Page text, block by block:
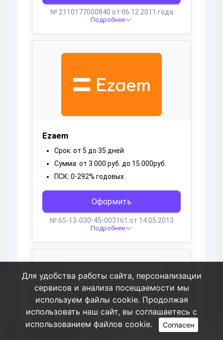
Пользователи Robmpm
Для удобства работы сайта, персонализации
сервисов и анализа посещаемости мы
используем файлы cookie. Продолжая
использовать наш сайт, вы соглашаетесь с
использованием файлов cookie.
Согласен